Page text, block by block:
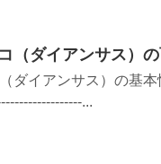
（ダイアンサス）
ダイアンサス）の基
...